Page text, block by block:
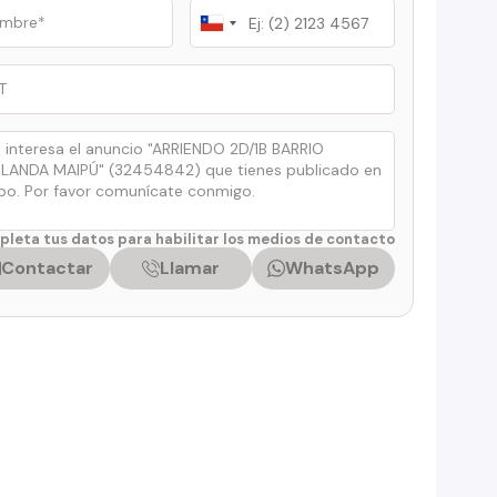
Chile
+56
tus datos para habilitar los medios de contacto
Contactar Llamar WhatsApp